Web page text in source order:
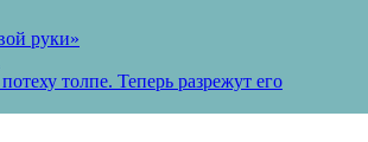
руки»
толпе. Теперь разрежут его